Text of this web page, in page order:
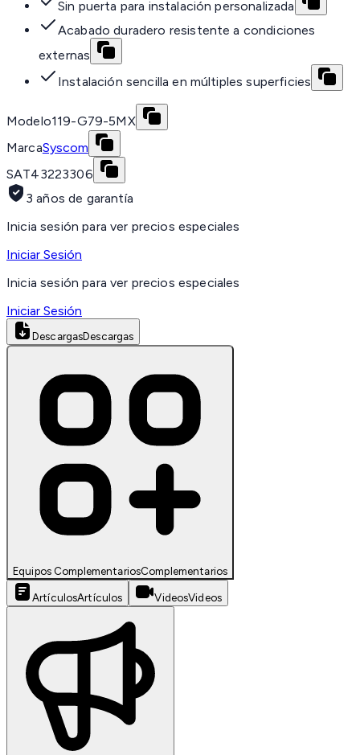
Sin puerta para instalación personalizada
Acabado duradero resistente a condiciones
externas
Instalación sencilla en múltiples superficies
Modelo119-G79-5MX
MarcaSyscom
SAT43223306
3 años de garantía
Inicia sesión para ver precios especiales
Iniciar Sesión
Inicia sesión para ver precios especiales
Iniciar Sesión
DescargasDescargas
Equipos ComplementariosComplementarios
ArtículosArtículos VideosVideos